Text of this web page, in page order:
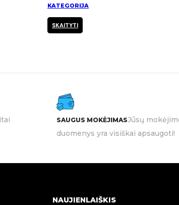
KATEGORIJA
SKAITYTI
SAUGUS MOKĖJIMASJūsų
duomenys yra visiškai apsaugoti!
NAUJIENLAIŠKIS